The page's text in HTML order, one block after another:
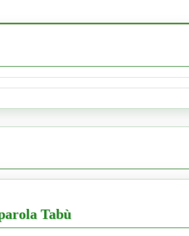
Tabù